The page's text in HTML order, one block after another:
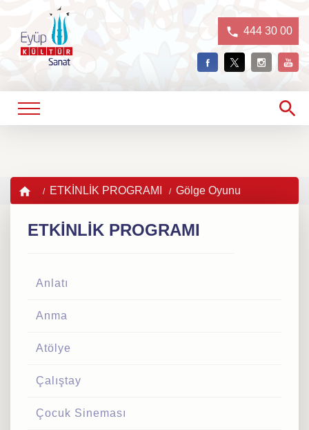
444 30 00
ETKİNLİK PROGRAMI Gölge Oyunu
ETKİNLİK PROGRAMI
Anlatı
Anma
Atölye
Çalıştay
Çocuk Sineması